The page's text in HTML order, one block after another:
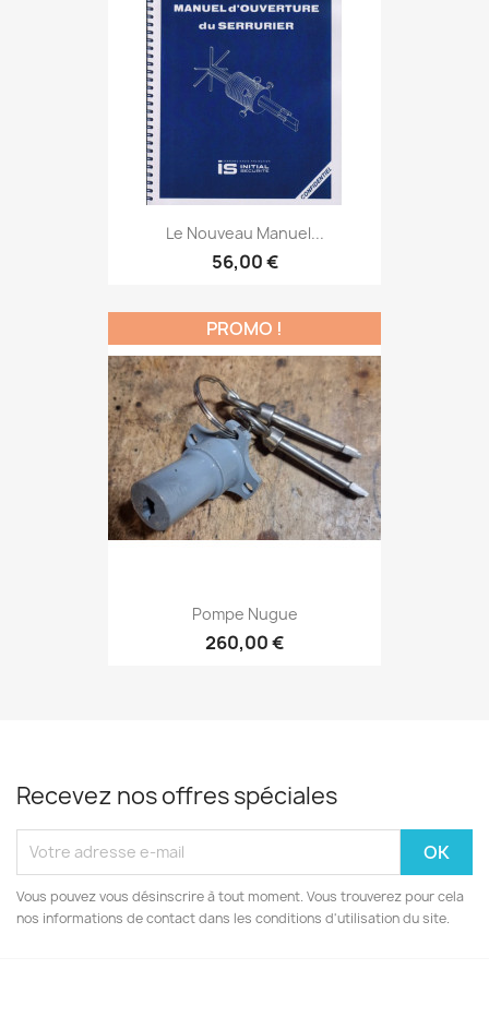
Le Nouveau Manuel...
56,00 €
Pompe Nugue
260,00 €
PROMO !
Recevez nos offres spéciales
Vous pouvez vous désinscrire à tout moment. Vous trouverez pour cela
nos informations de contact dans les conditions d'utilisation du site.